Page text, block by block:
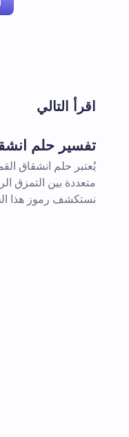
اقرأ التالي
تفسير حلم
يُعتبر حلم انشقاق
متعددة بين التمزق
نستكشف رموز هذا